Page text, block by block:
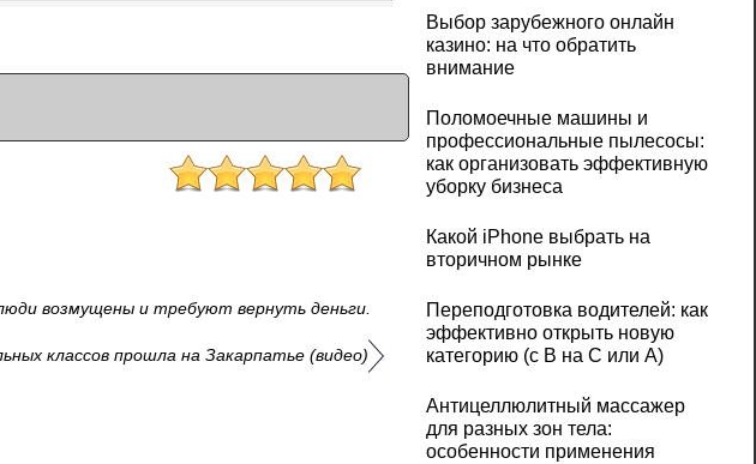
возмущены и требуют вернуть деньги.
классов прошла на Закарпатье (видео)
Выбор зарубежного онлайн
казино: на что обратить
внимание
Поломоечные машины и
профессиональные пылесосы:
как организовать эффективную
уборку бизнеса
Какой iPhone выбрать на
вторичном рынке
Переподготовка водителей: как
эффективно открыть новую
категорию (с B на C или А)
Антицеллюлитный массажер
для разных зон тела:
особенности применения